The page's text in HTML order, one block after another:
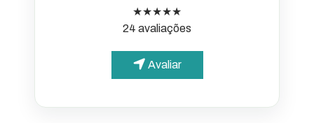
★★★★★
24 avaliações
Avaliar